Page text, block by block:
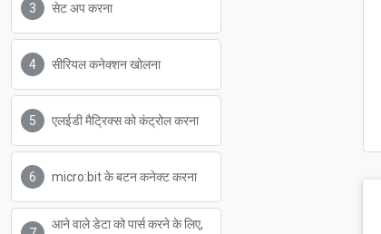
सेट अप करना
सीरियल कनेक्शन खोलना
एलईडी मैट्रिक्स को कंट्रोल करना
micro:bit के बटन कनेक्ट करना
आने वाले डेटा को पार्स करने के लिए,